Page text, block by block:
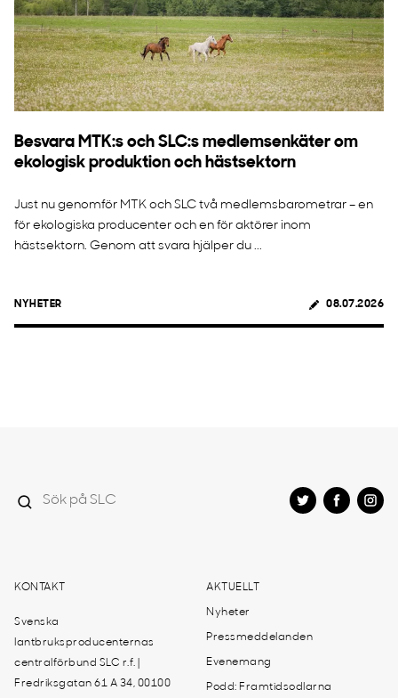
Besvara MTK:s och SLC:s medlemsenkäter om
ekologisk produktion och hästsektorn
Just nu genomför MTK och SLC två medlemsbarometrar – en
för ekologiska producenter och en för aktörer inom
hästsektorn. Genom att svara hjälper du ...
NYHETER 08.07.2026
KONTAKT
Svenska
lantbruksproducenternas
centralförbund SLC r.f. |
Fredriksgatan 61 A 34, 00100
AKTUELLT
Nyheter
Pressmeddelanden
Evenemang
Podd: Framtidsodlarna